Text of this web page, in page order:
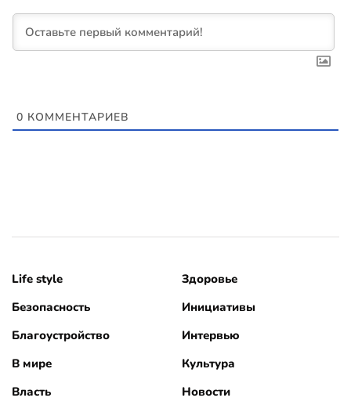
0 КОММЕНТАРИЕВ
Life style
Безопасность
Благоустройство
В мире
Власть
Здоровье
Инициативы
Интервью
Культура
Новости